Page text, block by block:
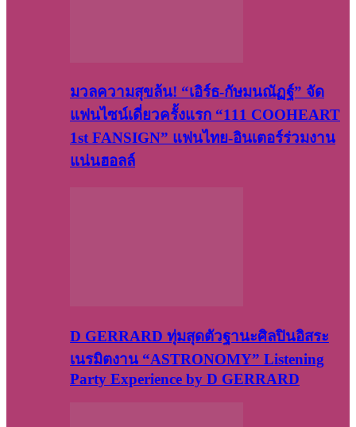
มวลความสุขล้น! “เอิร์ธ-กัษมนณัฏฐ์” จัด
แฟนไซน์เดี่ยวครั้งแรก “111 COOHEART
1st FANSIGN” แฟนไทย-อินเตอร์ร่วมงาน
แน่นฮอลล์
D GERRARD ทุ่มสุดตัวฐานะศิลปินอิสระ
เนรมิตงาน “ASTRONOMY” Listening
Party Experience by D GERRARD